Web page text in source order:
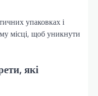
упаковках і
місці, щоб уникнути
які